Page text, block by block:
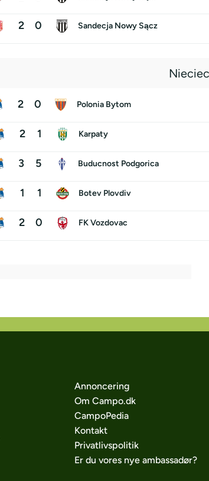
2 0 Sandecja Nowy Sącz
2 0 Polonia Bytom
2 1 Karpaty
3 5 Buducnost Podgorica
1 1 Botev Plovdiv
2 0 FK Vozdovac
Annoncering
Om Campo.dk
CampoPedia
Kontakt
Privatlivspolitik
Er du vores nye ambassadør?